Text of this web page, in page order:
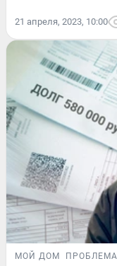
21 апреля, 2023, 10:00
МОЙ ДОМ ПРОБЛЕМА